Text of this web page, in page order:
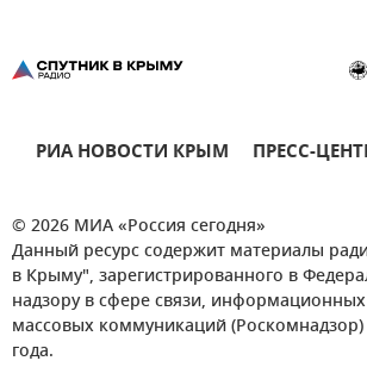
РИА НОВОСТИ КРЫМ ПРЕСС-
© 2026 МИА «Россия сегодня»
Данный ресурс содержит материалы
в Крыму", зарегистрированного в
надзору в сфере связи,
массовых коммуникаций (Роскомнадзор)
года.